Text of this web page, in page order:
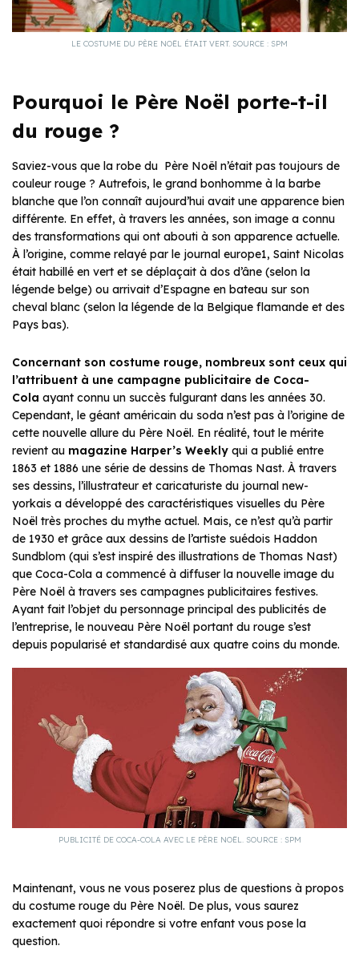
LE COSTUME DU PÈRE NOËL ÉTAIT VERT. SOURCE : SPM
Pourquoi le Père Noël porte-t-il
du rouge ?
Saviez-vous que la robe du Père Noël n’était pas toujours de
couleur rouge ? Autrefois, le grand bonhomme à la barbe
blanche que l’on connaît aujourd’hui avait une apparence bien
différente. En effet, à travers les années, son image a connu
des transformations qui ont abouti à son apparence actuelle.
À l’origine, comme relayé par le journal europe1, Saint Nicolas
était habillé en vert et se déplaçait à dos d’âne (selon la
légende belge) ou arrivait d’Espagne en bateau sur son
cheval blanc (selon la légende de la Belgique flamande et des
Pays bas).
Concernant son costume rouge, nombreux sont ceux qui
l’attribuent à une campagne publicitaire de Coca-
Cola ayant connu un succès fulgurant dans les années 30.
Cependant, le géant américain du soda n’est pas à l’origine de
cette nouvelle allure du Père Noël. En réalité, tout le mérite
revient au magazine Harper’s Weekly qui a publié entre
1863 et 1886 une série de dessins de Thomas Nast. À travers
ses dessins, l’illustrateur et caricaturiste du journal new-
yorkais a développé des caractéristiques visuelles du Père
Noël très proches du mythe actuel. Mais, ce n’est qu’à partir
de 1930 et grâce aux dessins de l’artiste suédois Haddon
Sundblom (qui s’est inspiré des illustrations de Thomas Nast)
que Coca-Cola a commencé à diffuser la nouvelle image du
Père Noël à travers ses campagnes publicitaires festives.
Ayant fait l’objet du personnage principal des publicités de
l’entreprise, le nouveau Père Noël portant du rouge s’est
depuis popularisé et standardisé aux quatre coins du monde.
PUBLICITÉ DE COCA-COLA AVEC LE PÈRE NOËL. SOURCE : SPM
Maintenant, vous ne vous poserez plus de questions à propos
du costume rouge du Père Noël. De plus, vous saurez
exactement quoi répondre si votre enfant vous pose la
question.